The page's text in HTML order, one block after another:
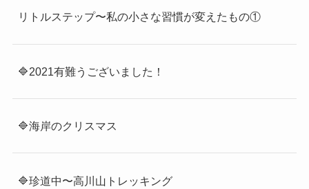
リトルステップ〜私の小さな習慣が変えたもの①
🔷2021有難うございました！
🔷海岸のクリスマス
🔷珍道中〜高川山トレッキング